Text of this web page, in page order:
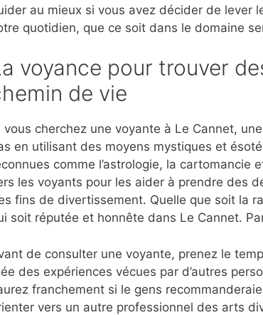
au mieux si vous avez décider de lever
quotidien, que ce soit dans le domaine
voyance pour trouver
de vie
vous cherchez une voyante à Le Cannet,
en utilisant des moyens mystiques et
comme l’astrologie, la cartomancie
les voyants pour les aider à prendre des
fins de divertissement. Quelle que soit la
soit réputée et honnête dans Le Cannet.
de consulter une voyante, prenez le
des expériences vécues par d’autres
franchement si le gens
vers un autre professionnel des arts